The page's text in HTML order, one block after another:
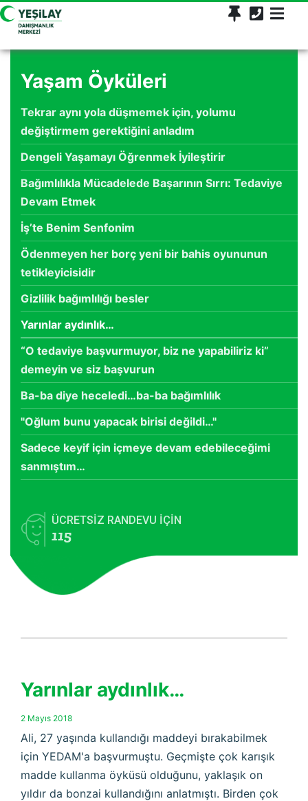
Yaşam Öyküleri
Tekrar aynı yola düşmemek için, yolumu
değiştirmem gerektiğini anladım
Dengeli Yaşamayı Öğrenmek İyileştirir
Bağımlılıkla Mücadelede Başarının Sırrı: Tedaviye
Devam Etmek
İş’te Benim Senfonim
Ödenmeyen her borç yeni bir bahis oyununun
tetikleyicisidir
Gizlilik bağımlılığı besler
Yarınlar aydınlık…
“O tedaviye başvurmuyor, biz ne yapabiliriz ki”
demeyin ve siz başvurun
Ba-ba diye heceledi…ba-ba bağımlılık
"Oğlum bunu yapacak birisi değildi…"
Sadece keyif için içmeye devam edebileceğimi
sanmıştım…
ÜCRETSİZ RANDEVU İÇİN
115
Yarınlar aydınlık…
2 Mayıs 2018
Ali, 27 yaşında kullandığı maddeyi bırakabilmek
için YEDAM'a başvurmuştu. Geçmişte çok karışık
madde kullanma öyküsü olduğunu, yaklaşık on
yıldır da bonzai kullandığını anlatmıştı. Birden çok